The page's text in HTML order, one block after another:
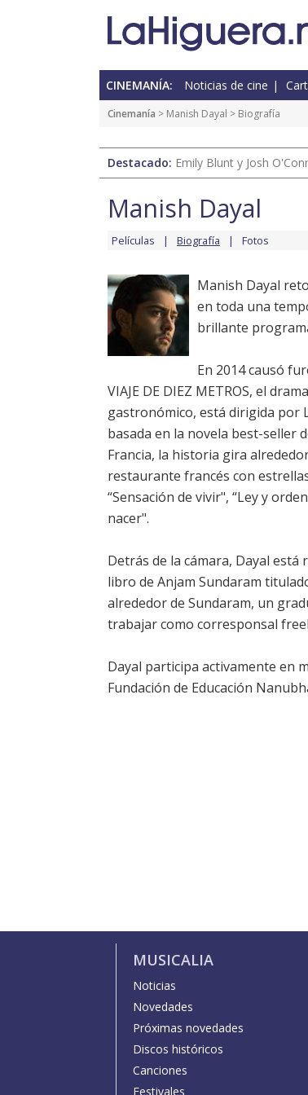
CINEMANÍA: Noticias de cine
Cinemanía > Manish Dayal > Biografía
Destacado: Emily Blunt y Josh
Manish Dayal
Películas Biografía Fotos
Manish Dayal
en toda una
brillante
En 2014 causó
VIAJE DE DIEZ METROS, el
gastronómico, está dirigida por
basada en la novela best-seller
Francia, la historia gira
restaurante francés con
“Sensación de vivir", “Ley y
nacer".
Detrás de la cámara, Dayal está
libro de Anjam Sundaram
alrededor de Sundaram, un
trabajar como corresponsal
Dayal participa activamente en
Fundación de Educación
MUSICALIA
Noticias
Novedades
Próximas novedades
Discos históricos
Canciones
Festivales